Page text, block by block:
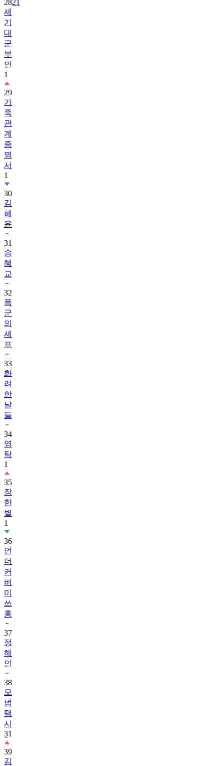
2821
세
기
대
군
부
인
1
29
가
족
관
계
증
명
서
1
30
김
혜
윤
31
송
혜
교
32
폭
군
의
셰
프
33
화
려
한
날
들
34
영
탁
1
35
장
한
별
1
36
언
더
커
버
미
쓰
홍
37
정
해
인
38
모
범
택
시
31
39
김